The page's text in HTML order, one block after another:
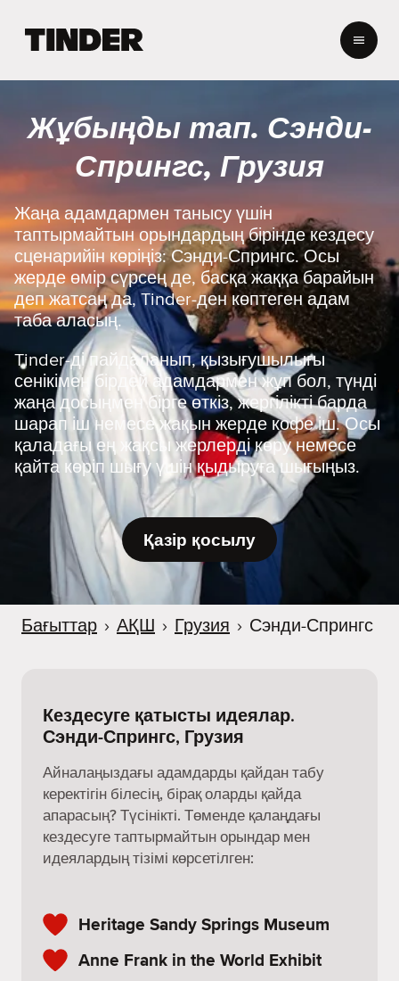
e
r
o
e
Жұбыңды тап. Сэнди-
Спрингс, Грузия
Жаңа адамдармен танысу үшін
таптырмайтын орындардың бірінде кездесу
сценарийін көріңіз: Сэнди-Спрингс. Осы
жерде өмір сүрсең де, басқа жаққа барайын
деп жатсаң да, Tinder-ден көптеген адам
таба аласың.
Tinder-ді пайдаланып, қызығушылығы
сенікімен бірдей адамдармен жұп бол, түнді
жаңа досыңмен бірге өткіз, жергілікті барда
шарап іш немесе жақын жерде кофе іш. Осы
қаладағы ең жақсы жерлерді көру немесе
қайта көріп шығу үшін қыдыруға шығыңыз.
Қазір қосылу
Бағыттар › АҚШ › Грузия › Сэнди-Спрингс
Кездесуге қатысты идеялар.
Сэнди-Спрингс, Грузия
Айналаңыздағы адамдарды қайдан табу
керектігін білесің, бірақ оларды қайда
апарасың? Түсінікті. Төменде қалаңдағы
кездесуге таптырмайтын орындар мен
идеялардың тізімі көрсетілген:
Heritage Sandy Springs Museum
Anne Frank in the World Exhibit